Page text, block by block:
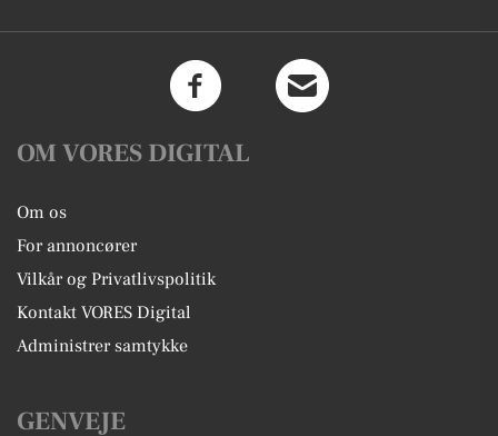
OM VORES DIGITAL
Om os
For annoncører
Vilkår og Privatlivspolitik
Kontakt VORES Digital
Administrer samtykke
GENVEJE